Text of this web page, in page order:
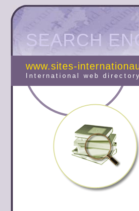
SEARCH
www.sites-
International web directory